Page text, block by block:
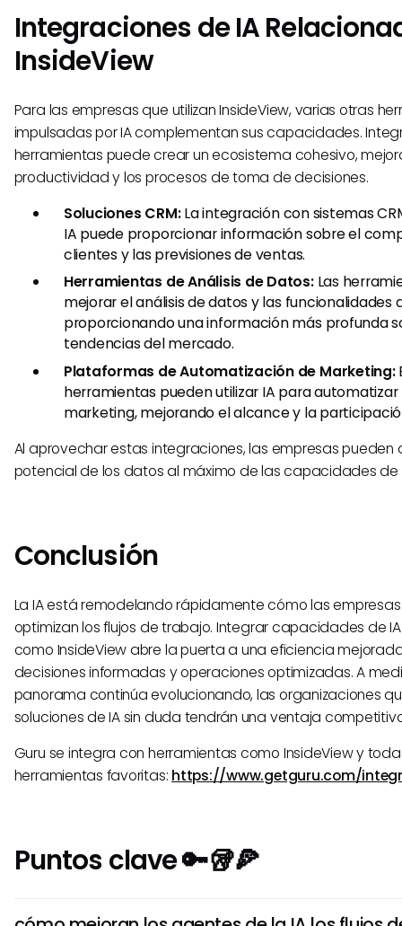
Integraciones de IA
InsideView
Para las empresas que utilizan InsideView, varias otras
impulsadas por IA complementan sus capacidades.
herramientas puede crear un ecosistema cohesivo,
productividad y los procesos de toma de decisiones.
Soluciones CRM:La integración con sistemas
IA puede proporcionar información sobre el
clientes y las previsiones de ventas.
Herramientas de Análisis de Datos:Las
mejorar el análisis de datos y las funcionalidades
proporcionando una información más profunda
tendencias del mercado.
Plataformas de Automatización de Marketing:
herramientas pueden utilizar IA para
marketing, mejorando el alcance y la
Al aprovechar estas integraciones, las empresas
potencial de los datos al máximo de las capacidades de
Conclusión
La IA está remodelando rápidamente cómo las
optimizan los flujos de trabajo. Integrar capacidades de
como InsideView abre la puerta a una eficiencia
decisiones informadas y operaciones optimizadas. A
panorama continúa evolucionando, las organizaciones
soluciones de IA sin duda tendrán una ventaja
Guru se integra con herramientas como InsideView y
herramientas favoritas: https://www.getguru.com/
Puntos clave 🔑🥡🍕